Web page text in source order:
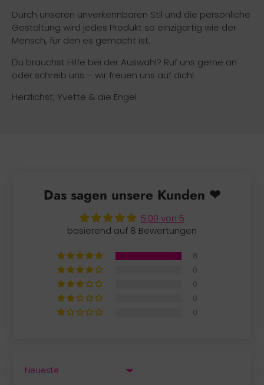
Durch unseren unverkennbaren Stil und die persönliche
Gestaltung wird jedes Produkt so einzigartig wie der
Mensch, für den es gemacht ist.
Du brauchst Hilfe bei der Auswahl? Ruf uns gerne an
oder schreib uns – wir freuen uns auf dich!
Herzlichst, Yvette & die Engel
Das sagen unsere Kunden ❤
5.00 von 5
basierend auf 8 Bewertungen
8
0
0
0
0
SORT BY